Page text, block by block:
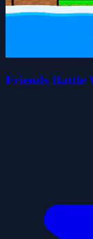
Friends Battle